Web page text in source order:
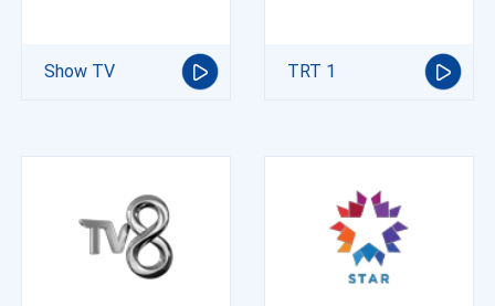
Show TV TRT 1